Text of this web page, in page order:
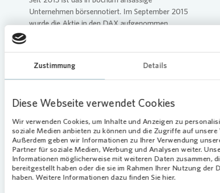
Zustimmung Details
Diese Webseite verwendet Cookies
Wir verwenden Cookies, um Inhalte und Anzeigen zu
soziale Medien anbieten zu können und die Zugriffe auf unsere
Außerdem geben wir Informationen zu Ihrer Verwendung
Partner für soziale Medien, Werbung und Analysen weiter.
Informationen möglicherweise mit weiteren Daten zusammen,
bereitgestellt haben oder die sie im Rahmen Ihrer Nutzung der
haben. Weitere Informationen dazu finden Sie hier.
Unternehmen börsennotiert. Im September 2015
wurde die Aktie in den DAX aufgenommen.
Dow Jones Sustainability Index Europe, STOXX
Global ESG Leaders, EURO STOXX ESG Leaders
GPR 250 World. Vonovia beschäftigt rund
12.000 Mitarbeiterinnen und Mitarbeiter.
03.04.2024 CET/CEST Veröffentlichung einer